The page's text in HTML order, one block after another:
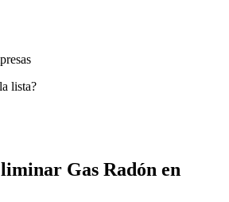
lista?
Gas Radón en